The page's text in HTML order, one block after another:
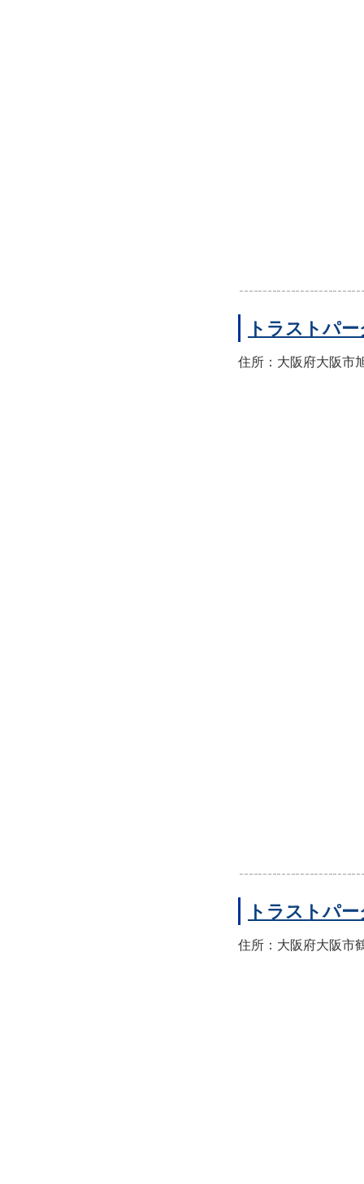
トラストパ
住所：大阪府大阪市
トラストパ
住所：大阪府大阪市